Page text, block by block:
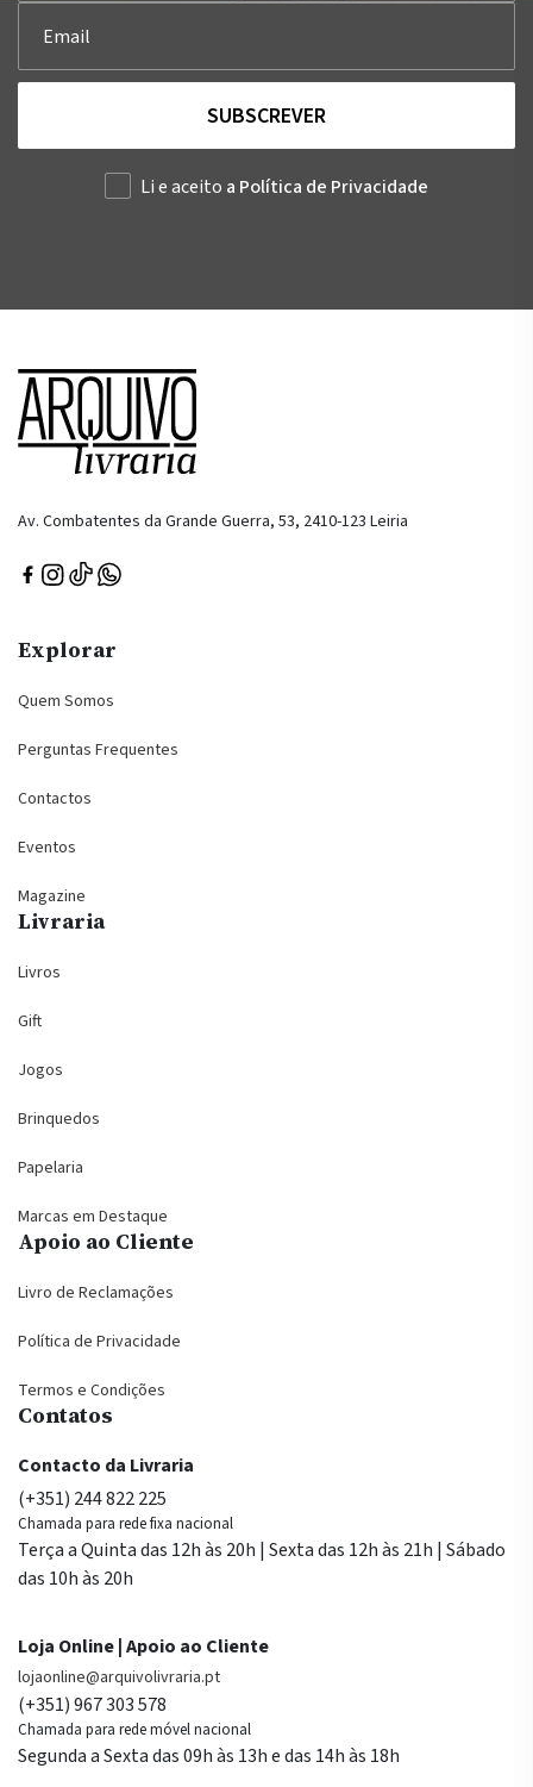
SUBSCREVER
Li e aceito a Política de Privacidade
Av. Combatentes da Grande Guerra, 53, 2410-123 Leiria
Explorar
Quem Somos
Perguntas Frequentes
Contactos
Eventos
Magazine
Livraria
Livros
Gift
Jogos
Brinquedos
Papelaria
Marcas em Destaque
Apoio ao Cliente
Livro de Reclamações
Política de Privacidade
Termos e Condições
Contatos
Contacto da Livraria
(+351) 244 822 225
Chamada para rede fixa nacional
Terça a Quinta das 12h às 20h | Sexta das 12h às 21h | Sábado
das 10h às 20h
Loja Online | Apoio ao Cliente
lojaonline@arquivolivraria.pt
(+351) 967 303 578
Chamada para rede móvel nacional
Segunda a Sexta das 09h às 13h e das 14h às 18h